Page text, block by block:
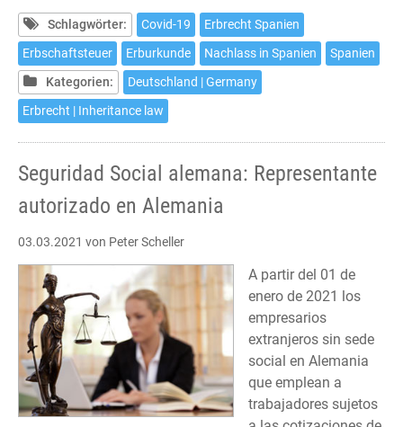
Erbschaften
in
Spanien
Schlagwörter: Covid-19
Erbrecht Spanien
Erbschaftsteuer
Erburkunde Nachlass in Spanien
Spanien
Kategorien:
Deutschland | Germany
Erbrecht | Inheritance law
Seguridad Social alemana: Representante
autorizado en Alemania
03.03.2021 von Peter Scheller
A partir del 01 de
enero de 2021 los
empresarios
extranjeros sin sede
social en Alemania
que emplean a
trabajadores sujetos